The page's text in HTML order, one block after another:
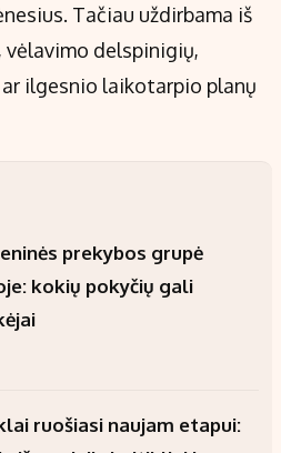
Tačiau uždirbama iš
vėlavimo delspinigių,
ilgesnio laikotarpio planų
prekybos grupė
kokių pokyčių gali
ruošiasi naujam etapui: